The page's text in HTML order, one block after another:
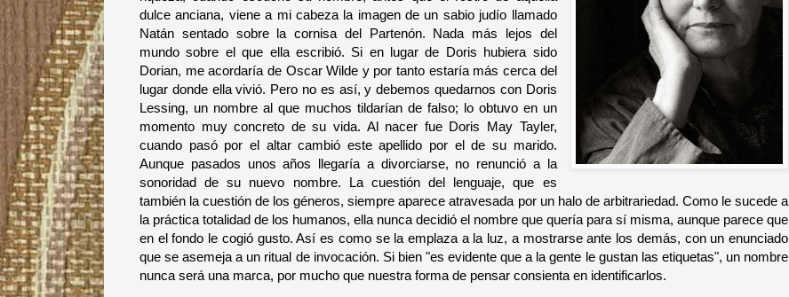
dulce anciana, viene a mi cabeza la imagen de un sabio judío llamado
Natán sentado sobre la cornisa del Partenón. Nada más lejos del
mundo sobre el que ella escribió. Si en lugar de Doris hubiera sido
Dorian, me acordaría de Oscar Wilde y por tanto estaría más cerca del
lugar donde ella vivió. Pero no es así, y debemos quedarnos con Doris
Lessing, un nombre al que muchos tildarían de falso; lo obtuvo en un
momento muy concreto de su vida. Al nacer fue Doris May Tayler,
cuando pasó por el altar cambió este apellido por el de su marido.
Aunque pasados unos años llegaría a divorciarse, no renunció a la
sonoridad de su nuevo nombre. La cuestión del lenguaje, que es
también la cuestión de los géneros, siempre aparece atravesada por un halo de arbitrariedad. Como le sucede a
la práctica totalidad de los humanos, ella nunca decidió el nombre que quería para sí misma, aunque parece que
en el fondo le cogió gusto. Así es como se la emplaza a la luz, a mostrarse ante los demás, con un enunciado
que se asemeja a un ritual de invocación. Si bien "es evidente que a la gente le gustan las etiquetas", un nombre
nunca será una marca, por mucho que nuestra forma de pensar consienta en identificarlos.